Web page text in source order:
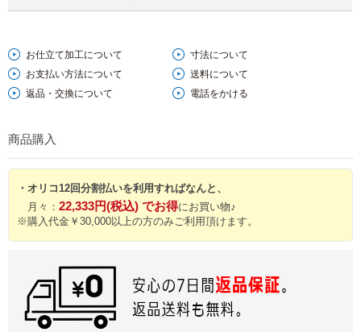
お仕立て加工について
寸法について
お支払い方法について
送料について
返品・交換について
電話をかける
商品購入
・オリコ12回分割払いを利用すればなんと、
月々： 22,333円(税込) でお得にお買い物♪
※購入代金￥30,000以上の方のみご利用頂けます。